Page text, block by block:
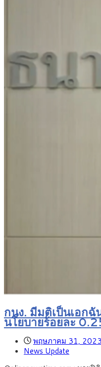
กนง. มีมติเป็นเอก
นโยบายร้อยละ
พฤษภาคม 31, 2023
News Update